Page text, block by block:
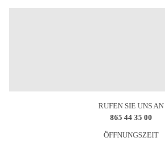
RUFEN SIE UNS AN
865 44 35 00
ÖFFNUNGSZEIT